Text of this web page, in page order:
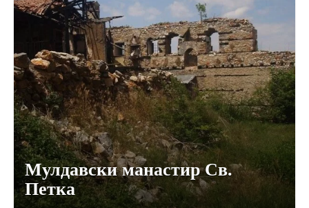
Мулдавски манастир Св.
Петка